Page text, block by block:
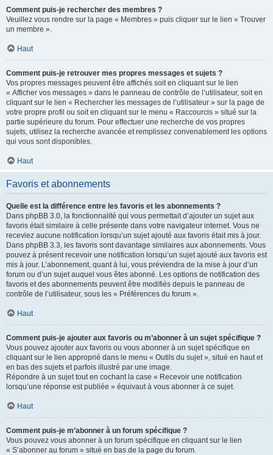
Comment puis-je rechercher des membres ?
Veuillez vous rendre sur la page « Membres » puis cliquer sur le lien « Trouver
un membre ».
Haut
Comment puis-je retrouver mes propres messages et sujets ?
Vos propres messages peuvent être affichés soit en cliquant sur le lien
« Afficher vos messages » dans le panneau de contrôle de l’utilisateur, soit en
cliquant sur le lien « Rechercher les messages de l’utilisateur » sur la page de
votre propre profil ou soit en cliquant sur le menu « Raccourcis » situé sur la
partie supérieure du forum. Pour effectuer une recherche de vos propres
sujets, utilisez la recherche avancée et remplissez convenablement les options
qui vous sont disponibles.
Haut
Favoris et abonnements
Quelle est la différence entre les favoris et les abonnements ?
Dans phpBB 3.0, la fonctionnalité qui vous permettait d’ajouter un sujet aux
favoris était similaire à celle présente dans votre navigateur internet. Vous ne
receviez aucune notification lorsqu’un sujet ajouté aux favoris était mis à jour.
Dans phpBB 3.3, les favoris sont davantage similaires aux abonnements. Vous
pouvez à présent recevoir une notification lorsqu’un sujet ajouté aux favoris est
mis à jour. L’abonnement, quant à lui, vous préviendra de la mise à jour d’un
forum ou d’un sujet auquel vous êtes abonné. Les options de notification des
favoris et des abonnements peuvent être modifiés depuis le panneau de
contrôle de l’utilisateur, sous les « Préférences du forum ».
Haut
Comment puis-je ajouter aux favoris ou m’abonner à un sujet spécifique ?
Vous pouvez ajouter aux favoris ou vous abonner à un sujet spécifique en
cliquant sur le lien approprié dans le menu « Outils du sujet », situé en haut et
en bas des sujets et parfois illustré par une image.
Répondre à un sujet tout en cochant la case « Recevoir une notification
lorsqu’une réponse est publiée » équivaut à vous abonner à ce sujet.
Haut
Comment puis-je m’abonner à un forum spécifique ?
Vous pouvez vous abonner à un forum spécifique en cliquant sur le lien
« S’abonner au forum » situé en bas de la page du forum.